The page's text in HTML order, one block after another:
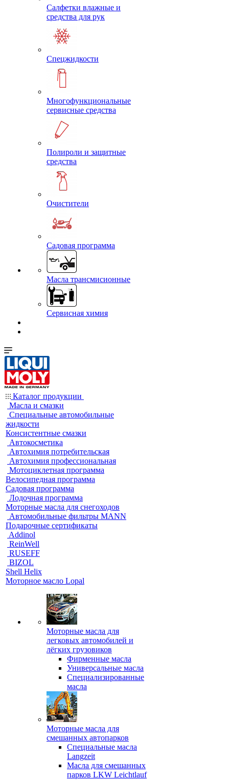
Салфетки влажные и
средства для рук
Спецжидкости
Многофункциональные
сервисные средства
Полироли и защитные
средства
Очистители
Садовая программа
Масла трансмисионные
Сервисная химия
Каталог продукции
Масла и смазки
Специальные автомобильные
жидкости
Консистентные смазки
Автокосметика
Автохимия потребительская
Автохимия профессиональная
Мотоциклетная программа
Велосипедная программа
Садовая программа
Лодочная программа
Моторные масла для снегоходов
Автомобильные фильтры MANN
Подарочные сертификаты
Addinol
ReinWell
RUSEFF
BIZOL
Shell Helix
Моторное масло Lopal
Моторные масла для
легковых автомобилей и
лёгких грузовиков
Фирменные масла
Универсальные масла
Специализированные
масла
Моторные масла для
смешанных автопарков
Специальные масла
Langzeit
Масла для смешанных
парков LKW Leichtlauf